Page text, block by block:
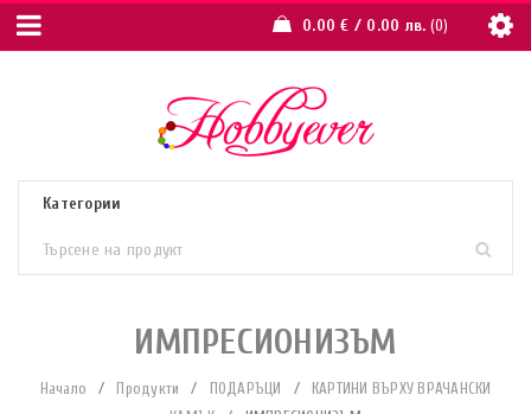
0.00€ / 0.00 лв. 0
ИМПРЕСИОНИЗЪМ
Начало / Продукти / ПОДАРЪЦИ /
КАРТИНИ ВЪРХУ ВРАЧАНСКИ